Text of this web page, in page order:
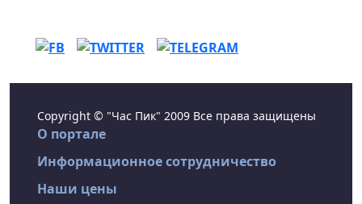
Copyright © "Час Пик" 2009 Все права защищены
О портале
Информационное сотрудничество
Наши цены